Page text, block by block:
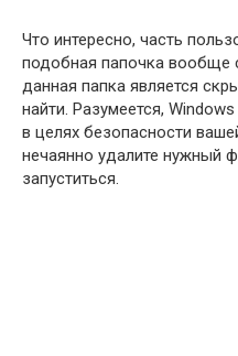
Что интересно, часть
подобная папочка вообще
данная папка является
найти. Разумеется,
в целях безопасности
нечаянно удалите нужный
запуститься.